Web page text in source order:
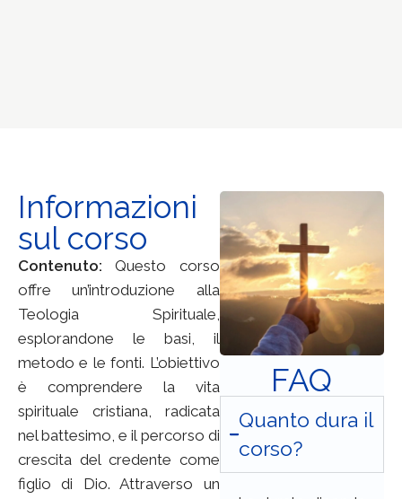
Informazioni
sul corso
Contenuto: Questo corso
offre un’introduzione alla
Teologia Spirituale,
esplorandone le basi, il
metodo e le fonti. L’obiettivo
è comprendere la vita
spirituale cristiana, radicata
nel battesimo, e il percorso di
crescita del credente come
figlio di Dio. Attraverso un
FAQ
Quanto dura il
corso?